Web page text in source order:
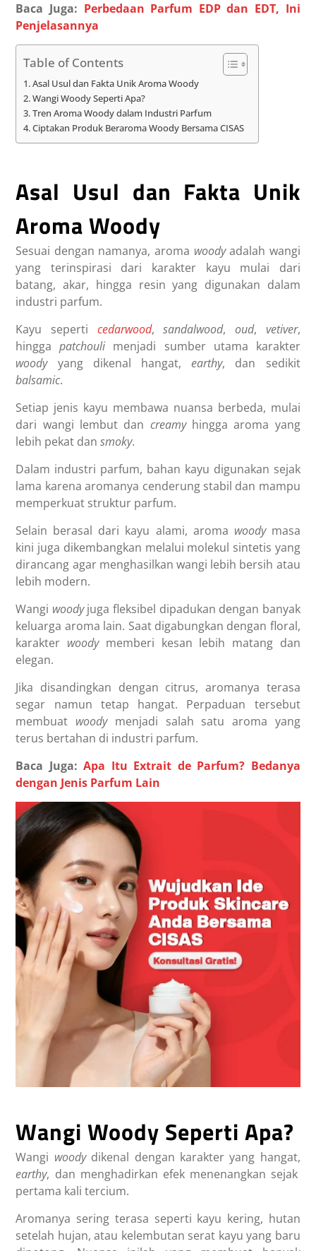
Baca Juga: Perbedaan Parfum EDP dan EDT, Ini
Penjelasannya
Table of Contents
Asal Usul dan Fakta Unik Aroma Woody
Wangi Woody Seperti Apa?
Tren Aroma Woody dalam Industri Parfum
Ciptakan Produk Beraroma Woody Bersama CISAS
Asal Usul dan Fakta Unik
Aroma Woody
Sesuai dengan namanya, aroma woodyadalah wangi
yang terinspirasi dari karakter kayu mulai dari
batang, akar, hingga resin yang digunakan dalam
industri parfum.
Kayu seperti cedarwood,sandalwood, oud, vetiver,
hinggapatchouli menjadi sumber utama karakter
woodyyang dikenal hangat,earthy, dan sedikit
balsamic.
Setiap jenis kayu membawa nuansa berbeda, mulai
dari wangi lembut dan creamyhingga aroma yang
lebih pekat dan smoky.
Dalam industri parfum, bahan kayu digunakan sejak
lama karena aromanya cenderung stabil dan mampu
memperkuat struktur parfum.
Selain berasal dari kayu alami, aroma woodymasa
kini juga dikembangkan melalui molekul sintetis yang
dirancang agar menghasilkan wangi lebih bersih atau
lebih modern.
Wangi woodyjuga fleksibel dipadukan dengan banyak
keluarga aroma lain. Saat digabungkan dengan floral,
karakter woody memberi kesan lebih matang dan
elegan.
Jika disandingkan dengan citrus, aromanya terasa
segar namun tetap hangat. Perpaduan tersebut
membuat woodymenjadi salah satu aroma yang
terus bertahan di industri parfum.
Baca Juga:Apa Itu Extrait de Parfum? Bedanya
dengan Jenis Parfum Lain
Wangi Woody Seperti Apa?
Wangi woody dikenal dengan karakter yang hangat,
earthy, dan menghadirkan efek menenangkan sejak
pertama kali tercium.
Aromanya sering terasa seperti kayu kering, hutan
setelah hujan, atau kelembutan serat kayu yang baru